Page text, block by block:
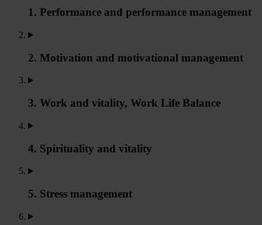
1. Performance and performance management
2. Motivation and motivational management
3. Work and vitality, Work Life Balance
4. Spirituality and vitality
5. Stress management